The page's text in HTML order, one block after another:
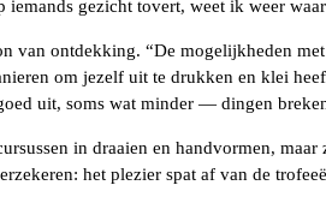
gezicht tovert, weet ik weer
van ontdekking. “De mogelijkheden
om jezelf uit te drukken en klei
uit, soms wat minder — dingen
in draaien en handvormen,
het plezier spat af van de